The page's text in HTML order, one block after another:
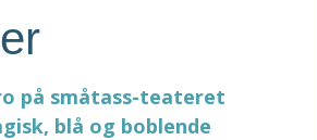
på småtass-teateret
blå og boblende